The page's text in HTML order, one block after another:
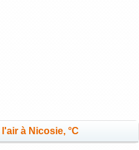
à Nicosie, °C